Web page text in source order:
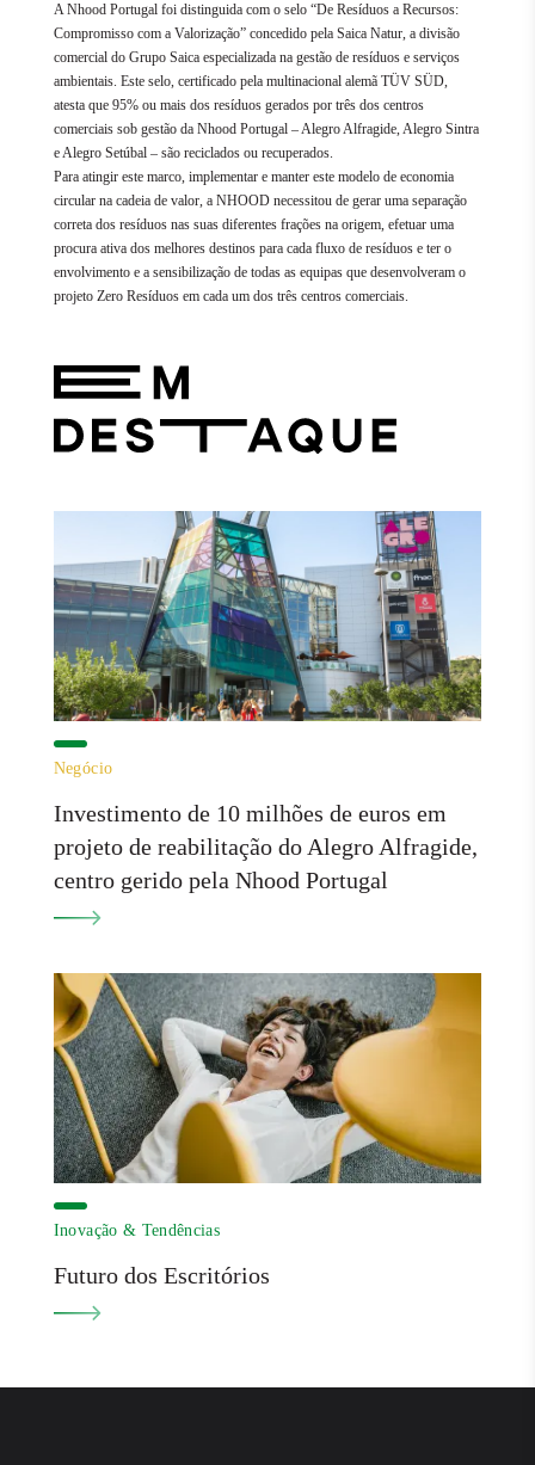
A Nhood Portugal foi distinguida com o selo “De Resíduos a Recursos:
Compromisso com a Valorização” concedido pela Saica Natur, a divisão
comercial do Grupo Saica especializada na gestão de resíduos e serviços
ambientais. Este selo, certificado pela multinacional alemã TÜV SÜD,
atesta que 95% ou mais dos resíduos gerados por três dos centros
comerciais sob gestão da Nhood Portugal – Alegro Alfragide, Alegro Sintra
e Alegro Setúbal – são reciclados ou recuperados.
Para atingir este marco, implementar e manter este modelo de economia
circular na cadeia de valor, a NHOOD necessitou de gerar uma separação
correta dos resíduos nas suas diferentes frações na origem, efetuar uma
procura ativa dos melhores destinos para cada fluxo de resíduos e ter o
envolvimento e a sensibilização de todas as equipas que desenvolveram o
projeto Zero Resíduos em cada um dos três centros comerciais.
Negócio
Investimento de 10 milhões de euros em
projeto de reabilitação do Alegro Alfragide,
centro gerido pela Nhood Portugal
Inovação & Tendências
Futuro dos Escritórios